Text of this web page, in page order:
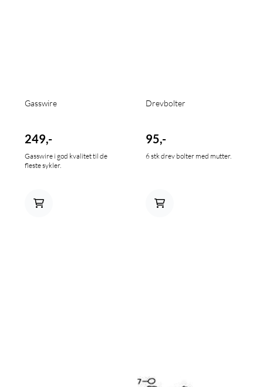
Gasswire
249,-
Gasswire i god kvalitet til de
fleste sykler.
Drevbolter
95,-
6 stk drev bolter med mutter.